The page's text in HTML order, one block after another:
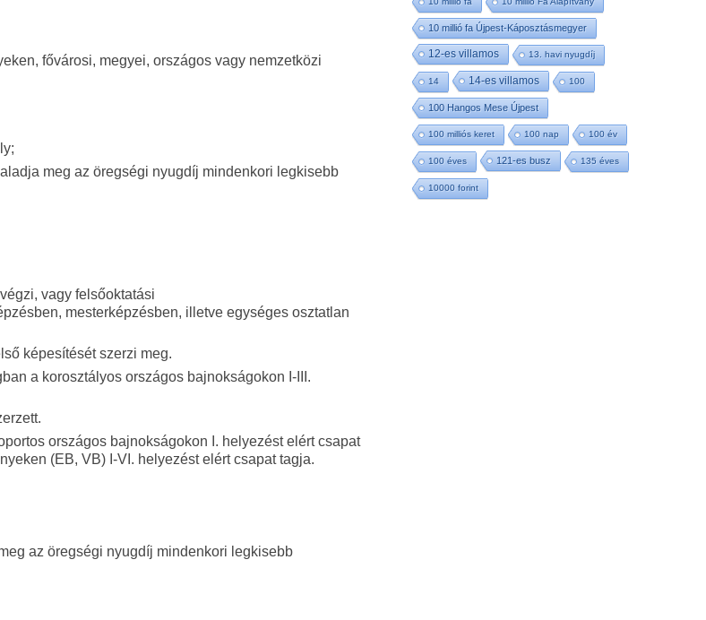
fővárosi, megyei, országos vagy nemzetközi
meg az öregségi nyugdíj mindenkori legkisebb
vagy felsőoktatási
mesterképzésben, illetve egységes osztatlan
képesítését szerzi meg.
a korosztályos országos bajnokságokon I-III.
országos bajnokságokon I. helyezést elért csapat
(EB, VB) I-VI. helyezést elért csapat tagja.
az öregségi nyugdíj mindenkori legkisebb
10 millió fa Újpest-Káposztásmegyer
12-es villamos 13. havi nyugdíj
14 14-es villamos 100
100 Hangos Mese Újpest
100 milliós keret 100 nap 100 év
100 éves 121-es busz 135 éves
10000 forint